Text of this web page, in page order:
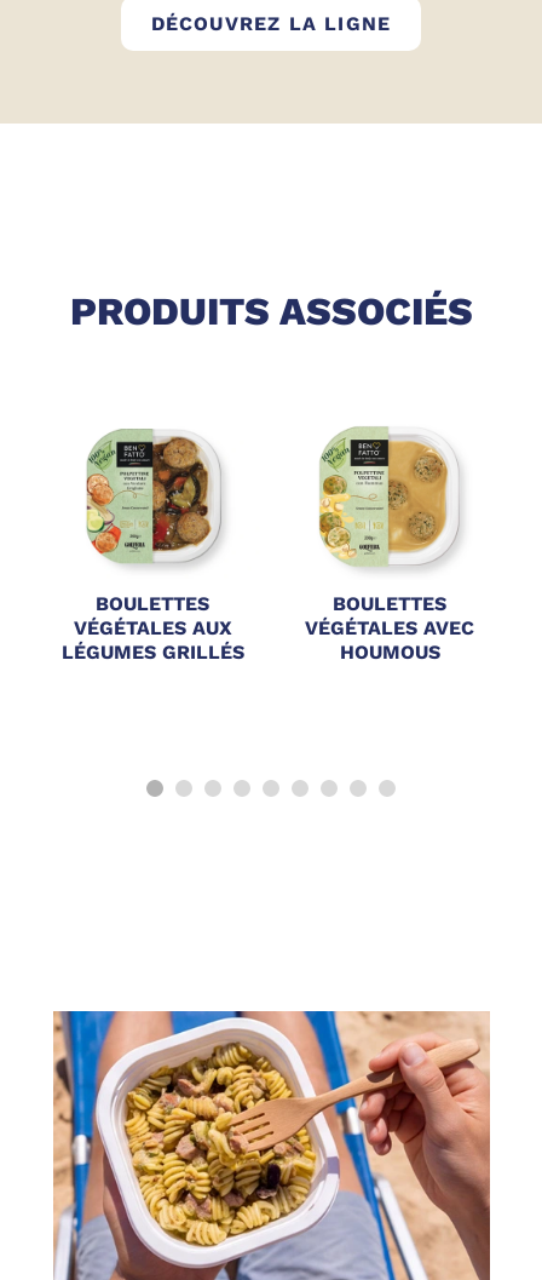
DÉCOUVREZ LA LIGNE
PRODUITS ASSOCIÉS
BOULETTES
VÉGÉTALES AUX
LÉGUMES GRILLÉS
BOULETTES
VÉGÉTALES AVEC
HOUMOUS